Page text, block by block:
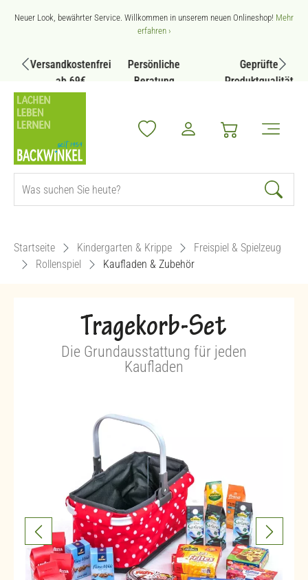
Zum Hauptinhalt springen
Neuer Look, bewährter Service. Willkommen in unserem neuen Onlineshop! Mehr
erfahren ›
Versandkostenfrei
ab 69€
Persönliche
Beratung
Geprüfte
Produktqualität
Startseite Kindergarten & Krippe
Freispiel & Spielzeug
Rollenspiel
Kaufladen & Zubehör
Tragekorb-Set
Die Grundausstattung für jeden
Kaufladen